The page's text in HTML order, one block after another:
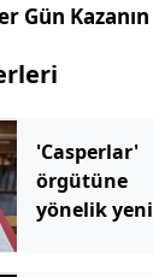
Gün Kazanın
'Casperlar'
örgütüne
yönelik yeni